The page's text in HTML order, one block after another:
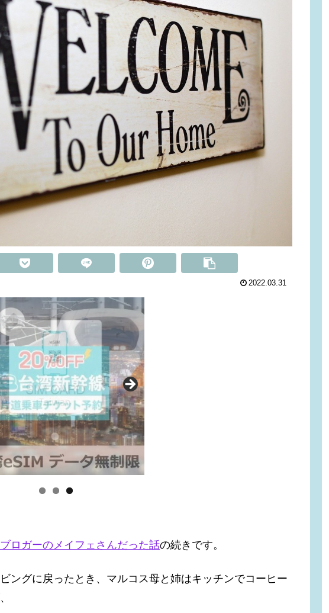
2022.03.31
ロガーのメイフェさんだった話の続きです。
ングに戻ったとき、マルコス母と姉はキッチンでコーヒー